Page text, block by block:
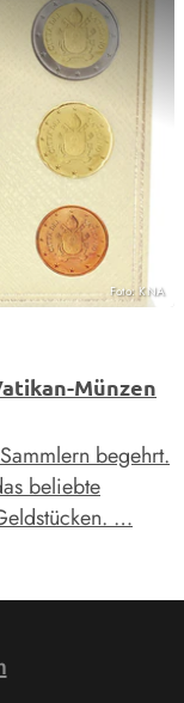
Foto: KNA
Münzen
begehrt.
beliebte
…